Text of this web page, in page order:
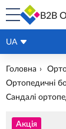
B2B
UA
Головна
Ортопедичні
Сандалі
Акція